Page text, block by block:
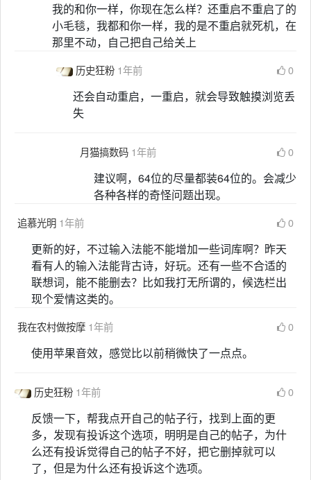
我的和你一样，你现在怎么样？还重启不重启了的
小毛毯，我都和你一样，我的是不重启就死机，在
那里不动，自己把自己给关上
历史狂粉 1年前 0
还会自动重启，一重启，就会导致触摸浏览丢
失
月猫搞数码 1年前 0
建议啊，64位的尽量都装64位的。会减少
各种各样的奇怪问题出现。
追慕光明 1年前 0
更新的好，不过输入法能不能增加一些词库啊？昨天
看有人的输入法能背古诗，好玩。还有一些不合适的
联想词，能不能删去？比如我打无所谓的，候选栏出
现个爱情这类的。
我在农村做按摩 1年前 0
使用苹果音效，感觉比以前稍微快了一点点。
历史狂粉 1年前 0
反馈一下，帮我点开自己的帖子行，找到上面的更
多，发现有投诉这个选项，明明是自己的帖子，为什
么还有投诉觉得自己的帖子不好，把它删掉就可以
了，但是为什么还有投诉这个选项。